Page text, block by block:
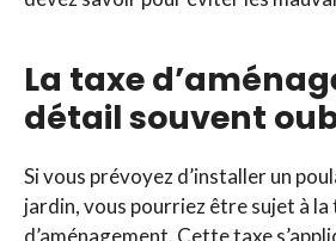
La taxe
détail souvent
Si vous prévoyez d’installer un
jardin, vous pourriez être sujet à la
d’aménagement. Cette taxe